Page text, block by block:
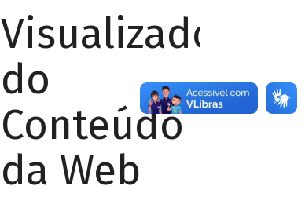
Visualizador
do
Conteúdo
da Web